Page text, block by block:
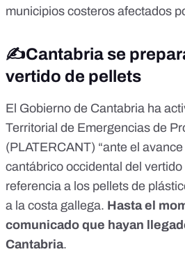
municipios costeros afectados
✍️Cantabria se
vertido de pellets
El Gobierno de Cantabria ha
Territorial de Emergencias de
(PLATERCANT) “ante el avance
cantábrico occidental del
referencia a los pellets de
a la costa gallega. Hasta el
comunicado que hayan
Cantabria.